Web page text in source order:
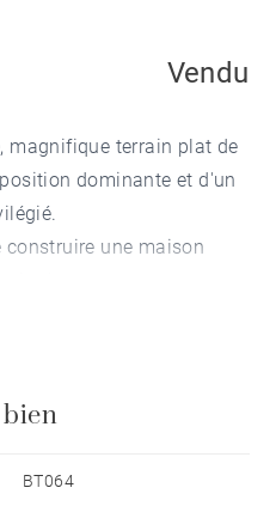
Vendu
magnifique terrain plat de
dominante et d'un
une maison
BT064